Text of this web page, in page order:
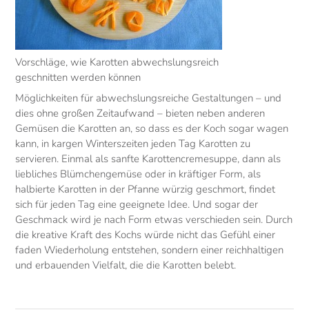
Vorschläge, wie Karotten abwechslungsreich
geschnitten werden können
Möglichkeiten für abwechslungsreiche Gestaltungen – und
dies ohne großen Zeitaufwand – bieten neben anderen
Gemüsen die Karotten an, so dass es der Koch sogar wagen
kann, in kargen Winterszeiten jeden Tag Karotten zu
servieren. Einmal als sanfte Karottencremesuppe, dann als
liebliches Blümchengemüse oder in kräftiger Form, als
halbierte Karotten in der Pfanne würzig geschmort, findet
sich für jeden Tag eine geeignete Idee. Und sogar der
Geschmack wird je nach Form etwas verschieden sein. Durch
die kreative Kraft des Kochs würde nicht das Gefühl einer
faden Wiederholung entstehen, sondern einer reichhaltigen
und erbauenden Vielfalt, die die Karotten belebt.